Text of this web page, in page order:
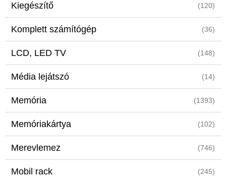
Kiegészítő (120)
Komplett számítógép (36)
LCD, LED TV (148)
Média lejátszó (14)
Memória (1393)
Memóriakártya (102)
Merevlemez (746)
Mobil rack (245)